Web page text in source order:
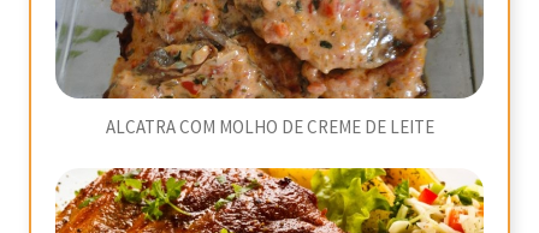
ALCATRA COM MOLHO DE CREME DE LEITE